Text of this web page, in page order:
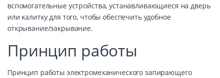
вспомогательные устройства, устанавливающиеся на дверь
или калитку для того, чтобы обеспечить удобное
открывание/закрывание.
Принцип работы
Принцип работы электромеханического запирающего